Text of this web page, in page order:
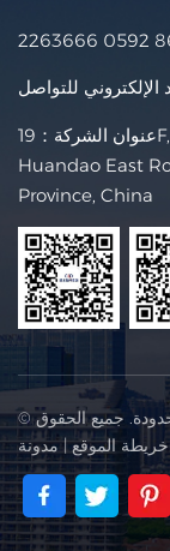
عنوان الشركة：19F, C&D International Building, No.1699
Huandao East
Province, China
© شركة شيامن سي آند دي للطاقة الناشئة المحدودة. جميع الحقوق
خريطة الموقع|مدونة